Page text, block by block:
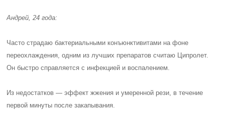
Андрей, 24 года:
Часто страдаю бактериальными конъюнктивитами на фоне
переохлаждения, одним из лучших препаратов считаю Ципролет.
Он быстро справляется с инфекцией и воспалением.
Из недостатков — эффект жжения и умеренной рези, в течение
первой минуты после закапывания.